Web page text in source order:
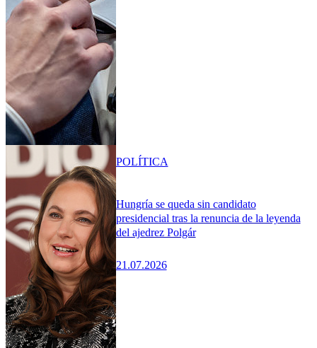
Hungría se queda sin candidato
presidencial tras la renuncia de la leyenda
del ajedrez Polgár
21.07.2026
POLÍTICA